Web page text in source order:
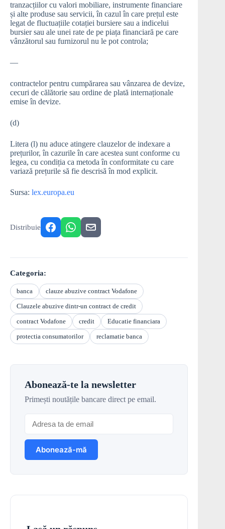
tranzacțiilor cu valori mobiliare, instrumente financiare
și alte produse sau servicii, în cazul în care prețul este
legat de fluctuațiile cotației bursiere sau a indicelui
bursier sau ale unei rate de pe piața financiară pe care
vânzătorul sau furnizorul nu le pot controla;
—
contractelor pentru cumpărarea sau vânzarea de devize,
cecuri de călătorie sau ordine de plată internaționale
emise în devize.
(d)
Litera (l) nu aduce atingere clauzelor de indexare a
prețurilor, în cazurile în care acestea sunt conforme cu
legea, cu condiția ca metoda în conformitate cu care
variază prețurile să fie descrisă în mod explicit.
Sursa: lex.europa.eu
Distribuie
Categoria:
banca
clauze abuzive contract Vodafone
Clauzele abuzive dintr-un contract de credit
contract Vodafone
credit
Educatie financiara
protectia consumatorilor
reclamatie banca
Abonează-te la newsletter
Primești noutățile bancare direct pe email.